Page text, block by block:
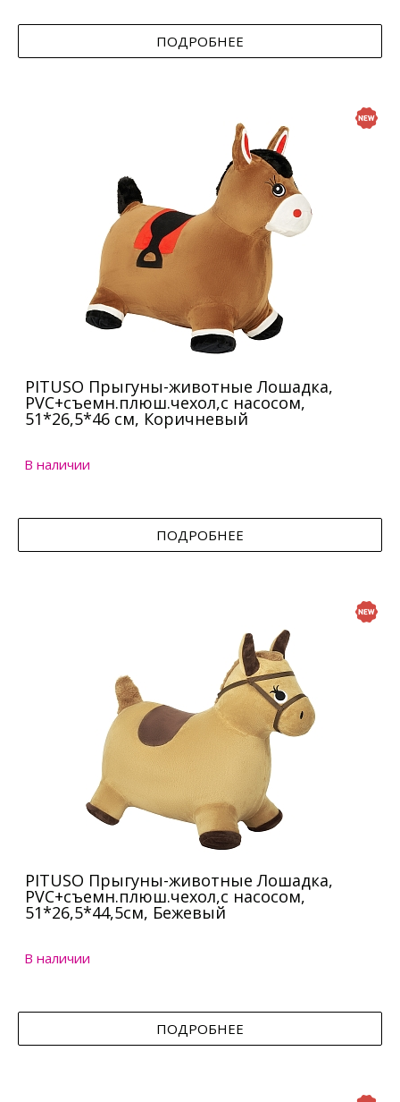
ПОДРОБНЕЕ
PITUSO Прыгуны-животные Лошадка,
PVC+съемн.плюш.чехол,с насосом,
51*26,5*46 см, Коричневый
В наличии
ПОДРОБНЕЕ
PITUSO Прыгуны-животные Лошадка,
PVC+съемн.плюш.чехол,с насосом,
51*26,5*44,5см, Бежевый
В наличии
ПОДРОБНЕЕ